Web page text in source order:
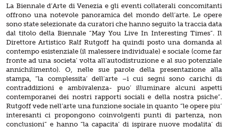
La Biennale d’Arte di Venezia e gli eventi collaterali concomitanti
offrono una notevole panoramica del mondo dell’arte. Le opere
sono state selezionate da curatori che hanno seguito la traccia data
dal titolo della Biennale “May You Live In Interesting Times”. Il
Direttore Artistico Ralf Rutgoff ha quindi posto una domanda al
contempo esistenziale (il malessere individuale) e sociale (come far
fronte ad una societa’ volta all’autodistruzione e al suo potenziale
annichilimento). O, nelle sue parole della presentazione alla
stampa, “la complessita’ dell’arte –i cui segni sono carichi di
contraddizioni e ambivalenza- puo’ illuminare alcuni aspetti
contemporanei dei nostri rapporti sociali e della nostra psiche”.
Rutgoff vede nell’arte una funzione sociale in quanto “le opere piu’
interesanti ci propongono coinvolgenti punti di partenza, non
conclusioni” e hanno “la capacita’ di ispirare nuove modalita’ di